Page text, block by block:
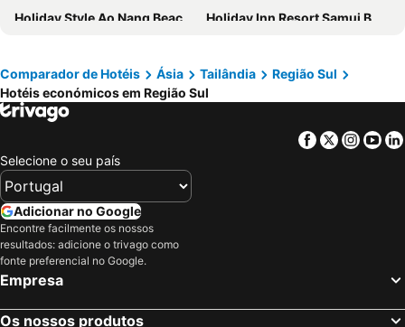
Holiday Style Ao Nang Beach Resort, Krabi
Holiday Inn Resort Samui Bophut Beach By Ihg
Panan Krabi Resort
Holiday Inn Resort Krabi Ao Nang Beach by IHG
Phi Phi Harbour View Hotel
Ananya Lipe Resort
Chaweng Noi Pool Villa
Holiday Inn Express Phuket Patong Beach Central By Ihg
ibis Styles Krabi Ao Nang
Avista Grande Phuket Karon - MGallery
GLOW Ao Nang Krabi
Phi Phi Cliff Beach Resort
Aonang Silver Orchid Resort
Centara Kata Resort Phuket
Paradise Pearl Bungalows
Comparador de Hotéis Ásia Tailândia
Região Sul
Hotéis económicos em Região Sul
Facebook
Twitter
Selecione o seu país
Adicionar no Google
Encontre facilmente os nossos
resultados: adicione o trivago como
fonte preferencial no Google.
Empresa
Os nossos produtos